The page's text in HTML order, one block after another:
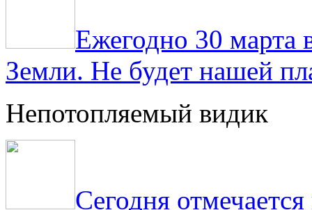
Ежегодно 30 марта
Земли. Не будет нашей
Непотопляемый видик
Сегодня